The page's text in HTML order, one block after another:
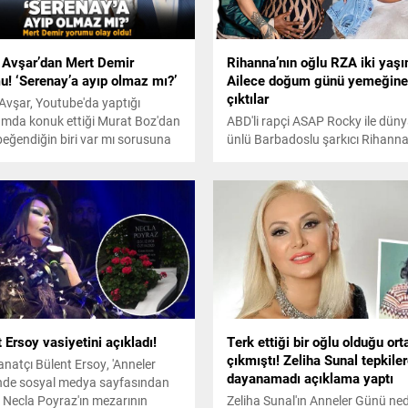
Mert Demir
‘Serenay’a ayıp olmaz mı?’
Youtube'da yaptığı
konuk ettiği Murat Boz'dan
biri var mı sorusuna
dikkatleri üzerine çekti.
Rihanna’nın oğlu RZA iki
Ailece doğum günü yemeğine
çıktılar
ABD'li rapçi ASAP Rocky ile
ünlü Barbadoslu şarkıcı
ikinci kez hamile olduğunu
Rihanna, 3 Ağustos'ta bir erkek
daha dünyaya getirmişti. Ünlü
olarak büyük oğulları RZA'nın
gününü kutlamak için ailece
yemekte görüntülendi.
Ersoy vasiyetini açıkladı!
Bülent Ersoy, 'Anneler
sosyal medya sayfasından
Poyraz'ın mezarının
Terk ettiği bir oğlu olduğu
çıkmıştı! Zeliha Sunal
dayanamadı açıklama yaptı
Zeliha Sunal'ın Anneler Günü